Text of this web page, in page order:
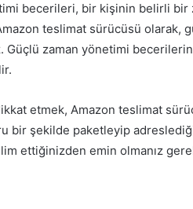
becerileri, bir kişinin belirli
teslimat sürücüsü olarak,
zaman yönetimi
etmek, Amazon teslimat
bir şekilde paketleyip
ettiğinizden emin olmanız